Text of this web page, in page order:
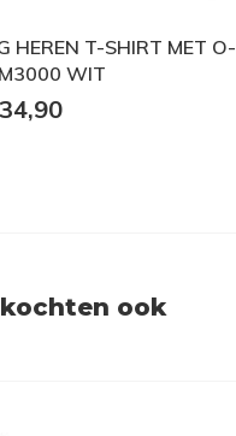
HEREN T-SHIRT MET O-
WIT
ook